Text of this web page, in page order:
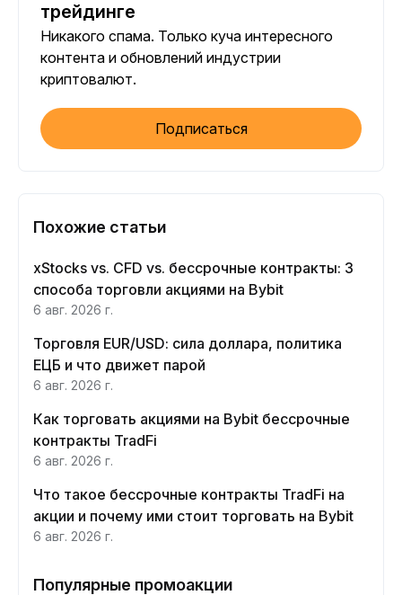
трейдинге
Никакого спама. Только куча интересного
контента и обновлений индустрии
криптовалют.
Подписаться
Похожие статьи
xStocks vs. CFD vs. бессрочные контракты: 3
способа торговли акциями на Bybit
6 авг. 2026 г.
Торговля EUR/USD: сила доллара, политика
ЕЦБ и что движет парой
6 авг. 2026 г.
Как торговать акциями на Bybit бессрочные
контракты TradFi
6 авг. 2026 г.
Что такое бессрочные контракты TradFi на
акции и почему ими стоит торговать на Bybit
6 авг. 2026 г.
Популярные промоакции